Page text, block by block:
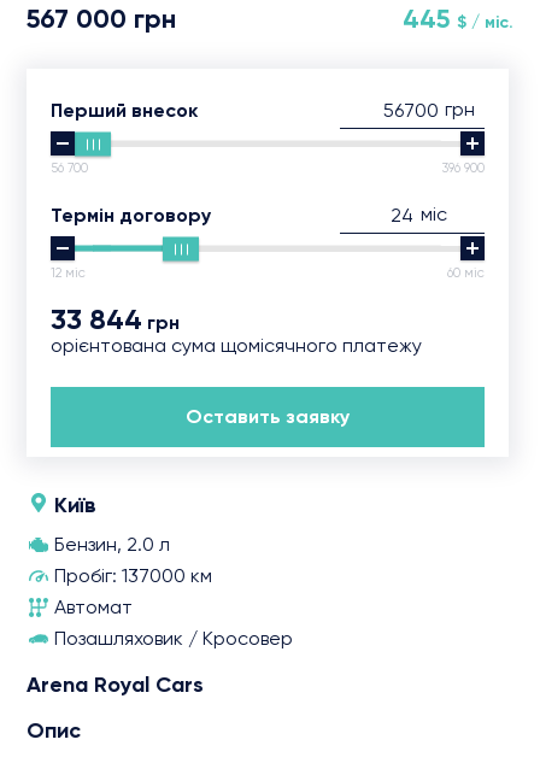
567 000 грн 445 $ / міс.
Перший внесок грн
56 700 396 900
Термін договору міс
12 міс 60 міс
33 844 грн
орієнтована сума щомісячного платежу
Оставить заявку
Київ
Бензин, 2.0 л
Пробіг: 137000 км
Автомат
Позашляховик / Кросовер
Arena Royal Cars
Опис